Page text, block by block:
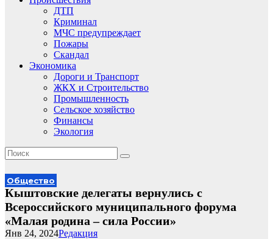
ДТП
Криминал
МЧС предупреждает
Пожары
Скандал
Экономика
Дороги и Транспорт
ЖКХ и Строительство
Промышленность
Сельское хозяйство
Финансы
Экология
Общество
Кыштовские делегаты вернулись с
Всероссийского муниципального форума
«Малая родина – сила России»
Редакция
Янв 24, 2024